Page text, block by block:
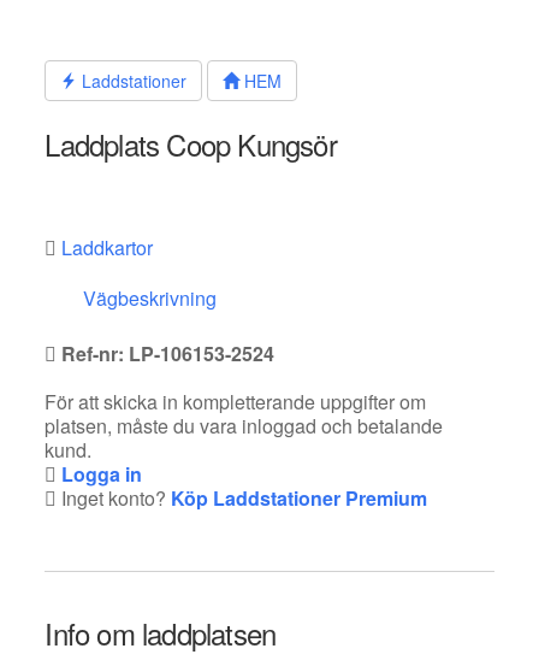
innehållet Laddstationer HEM
Laddplats Coop Kungsör
Laddkartor
Vägbeskrivning
Ref-nr: LP-106153-2524
För att skicka in kompletterande uppgifter om
platsen, måste du vara inloggad och betalande
kund.
Logga in
Inget konto? Köp Laddstationer Premium
Info om laddplatsen